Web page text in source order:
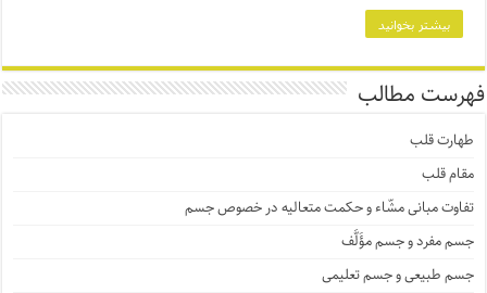
بیشتر بخوانید
فهرست مطالب
طهارت قلب
مقام قلب
تفاوت مبانی مشّاء و حکمت متعالیه در خصوص جسم
جسم مفرد و جسم مؤَلَّف
جسم طبیعی و جسم تعلیمی